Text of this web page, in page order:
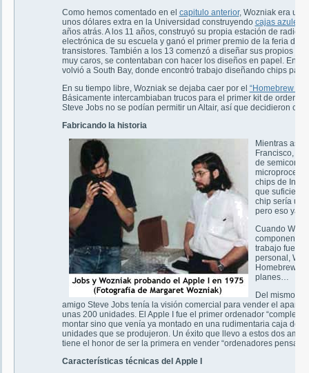
Como hemos comentado en el capitulo anterior, Wozniak era un
unos dólares extra en la Universidad construyendo cajas azules
años atrás. A los 11 años, construyó su propia estación de radio.
electrónica de su escuela y ganó el primer premio de la feria de
transistores. También a los 13 comenzó a diseñar sus propios
muy caros, se contentaban con hacer los diseños en papel. En
volvió a South Bay, donde encontró trabajo diseñando chips
En su tiempo libre, Wozniak se dejaba caer por el “Homebrew
Básicamente intercambiaban trucos para el primer kit de
Steve Jobs no se podían permitir un Altair, así que decidieron
Fabricando la historia
Mientras
Francisco,
de
chips de
que
chip sería
pero eso ya
Cuando Woz
trabajo fue el
personal,
Homebrew
planes…
Del mismo
amigo Steve Jobs tenía la visión comercial para vender el
unas 200 unidades. El Apple I fue el primer ordenador
montar sino que venía ya montado en una rudimentaria caja de
unidades que se produjeron. Un éxito que llevo a estos dos
tiene el honor de ser la primera en vender “ordenadores
Características técnicas del Apple I